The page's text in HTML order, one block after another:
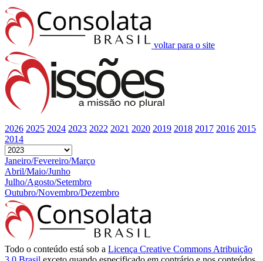
voltar para o site
2026 2025 2024 2023 2022 2021 2020 2019 2018 2017 2016 2015
2014
Janeiro/Fevereiro/Março
Abril/Maio/Junho
Julho/Agosto/Setembro
Outubro/Novembro/Dezembro
Todo o conteúdo está sob a Licença Creative Commons Atribuição